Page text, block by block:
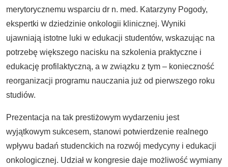
merytorycznemu wsparciu dr n. med. Katarzyny Pogody,
ekspertki w dziedzinie onkologii klinicznej. Wyniki
ujawniają istotne luki w edukacji studentów, wskazując na
potrzebę większego nacisku na szkolenia praktyczne i
edukację profilaktyczną, a w związku z tym – konieczność
reorganizacji programu nauczania już od pierwszego roku
studiów.
Prezentacja na tak prestiżowym wydarzeniu jest
wyjątkowym sukcesem, stanowi potwierdzenie realnego
wpływu badań studenckich na rozwój medycyny i edukacji
onkologicznej. Udział w kongresie daje możliwość wymiany